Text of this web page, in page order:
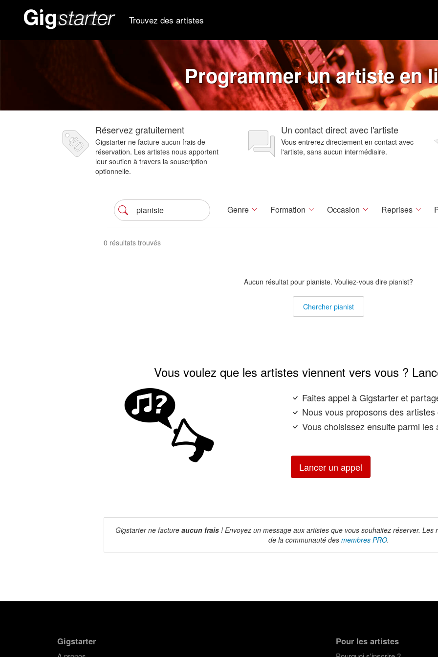
Trouvez des artistes
Programmer un artiste en
Réservez gratuitement
Gigstarter ne facture aucun frais de
réservation. Les artistes nous apportent
leur soutien à travers la souscription
optionnelle.
Un contact direct avec l'artiste
Vous entrerez directement en contact avec
l'artiste, sans aucun intermédiaire.
Genre Formation Occasion Reprises
0 résultats trouvés
Aucun résultat pour pianiste. Vouliez-vous dire pianist?
Chercher pianist
Vous voulez que les artistes viennent vers vous ?
Faites appel à Gigstarter et
Nous vous proposons des
Vous choisissez ensuite parmi les
Lancer un appel
Gigstarter ne facture aucun frais ! Envoyez un message aux artistes que vous souhaitez réserver.
de la communauté des membres PRO.
Pour les artistes
Gigstarter